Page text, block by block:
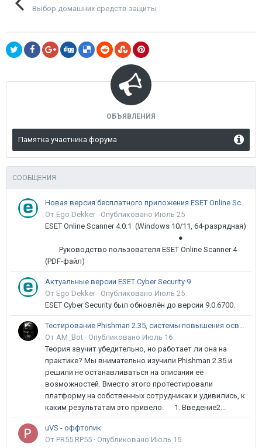
Выбор домашних средств защиты
ОБЪЯВЛЕНИЯ
Памятка участника форума
СООБЩЕНИЯ
Новая версия бесплатного приложения ESET Online Scanner доступна пользователям
От Ego Dekker · Опубликовано Июль 25
ESET Online Scanner 4.0.1 (Windows 10/11, 64-разрядная)
●
Руководство пользователя ESET Online Scanner 4
(PDF-файл)
Актуальные версии ESET Cyber Security 9
От Ego Dekker · Опубликовано Июль 25
ESET Cyber Security был обновлён до версии 9.0.6700.
Тестирование Phishman 2.35, системы повышения осведомлённости пользователей в сфере ИБ
От AM_Bot · Опубликовано Июль 16
Теория звучит убедительно, но работает ли она на
практике? Мы внимательно изучили Phishman 2.35 и
решили не останавливаться на описании её
возможностей. Вместо этого протестировали
платформу на собственных сотрудниках и удивились, к
каким результатам это привело. 1. Введение2...
uVS - оффтопик
От PR55.RP55 · Опубликовано Июль 15